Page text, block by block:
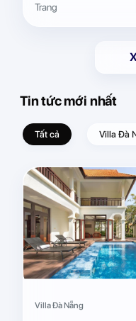
Trang
Tin tức mới nhất
Tất cả Villa Đà
Villa Đà Nẵng